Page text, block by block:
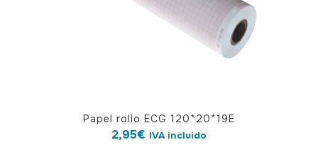
Papel rollo ECG 120*20*19E
2,95€ IVA incluido